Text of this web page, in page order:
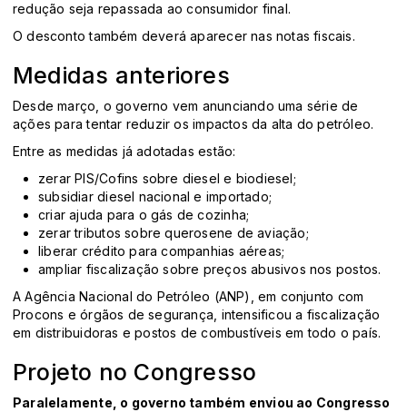
redução seja repassada ao consumidor final.
O desconto também deverá aparecer nas notas fiscais.
Medidas anteriores
Desde março, o governo vem anunciando uma série de
ações para tentar reduzir os impactos da alta do petróleo.
Entre as medidas já adotadas estão:
zerar PIS/Cofins sobre diesel e biodiesel;
subsidiar diesel nacional e importado;
criar ajuda para o gás de cozinha;
zerar tributos sobre querosene de aviação;
liberar crédito para companhias aéreas;
ampliar fiscalização sobre preços abusivos nos postos.
A Agência Nacional do Petróleo (ANP), em conjunto com
Procons e órgãos de segurança, intensificou a fiscalização
em distribuidoras e postos de combustíveis em todo o país.
Projeto no Congresso
Paralelamente, o governo também enviou ao Congresso